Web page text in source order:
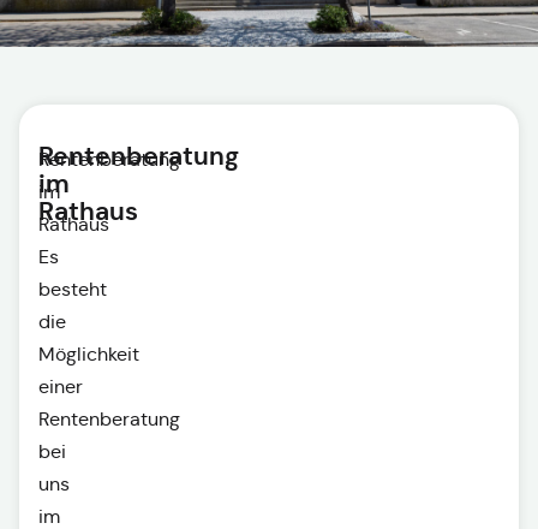
Rentenberatung
im
Rathaus
Rentenberatung
im
Rathaus
Es
besteht
die
Möglichkeit
einer
Rentenberatung
bei
uns
im